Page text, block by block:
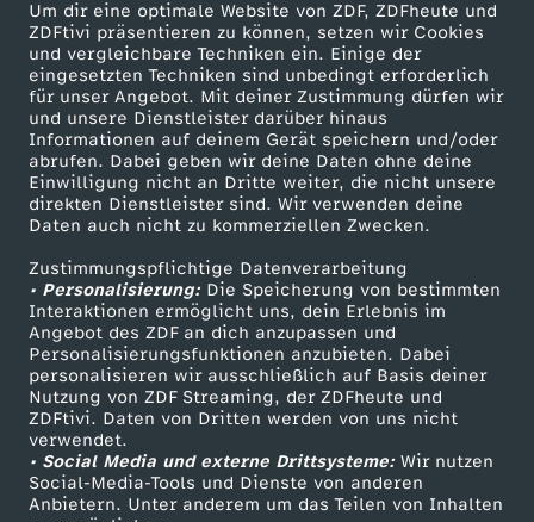
Um dir eine optimale Website von ZDF, ZDFheute und
ZDFtivi präsentieren zu können, setzen wir Cookies
und vergleichbare Techniken ein. Einige der
eingesetzten Techniken sind unbedingt erforderlich
für unser Angebot. Mit deiner Zustimmung dürfen wir
und unsere Dienstleister darüber hinaus
Informationen auf deinem Gerät speichern und/oder
abrufen. Dabei geben wir deine Daten ohne deine
Einwilligung nicht an Dritte weiter, die nicht unsere
direkten Dienstleister sind. Wir verwenden deine
Daten auch nicht zu kommerziellen Zwecken.
Zustimmungspflichtige Datenverarbeitung
• Personalisierung:Die Speicherung von bestimmten
Interaktionen ermöglicht uns, dein Erlebnis im
Angebot des ZDF an dich anzupassen und
Personalisierungsfunktionen anzubieten. Dabei
personalisieren wir ausschließlich auf Basis deiner
Nutzung von ZDF Streaming, der ZDFheute und
ZDFtivi. Daten von Dritten werden von uns nicht
verwendet.
• Social Media und externe Drittsysteme:Wir nutzen
Social-Media-Tools und Dienste von anderen
Anbietern. Unter anderem um das Teilen von Inhalten
a
y
s
F
o
r
E
c
o
Mehr ZDF
ZDF-Apps
Smart TV
ZDFtext
Livestreams
Sendungen A-Z
TV-Programm
Service
ZDFmitreden
Kontakt zum ZDF
Tickets
Zuschauerservice
Hilfe
ZDF Unternehmen
Karriere